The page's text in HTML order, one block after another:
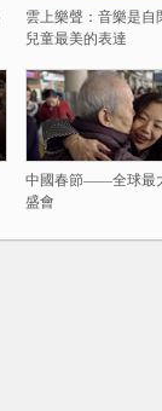
雲上樂聲：音樂是自
兒童最美的表達
中國春節——全球最
盛會